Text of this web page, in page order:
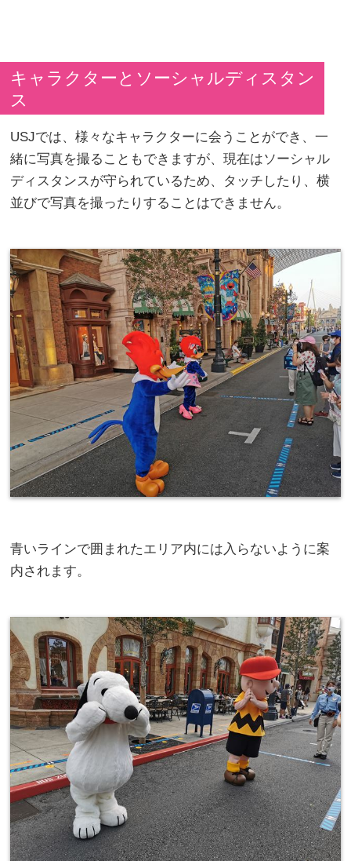
キャラクターとソーシャルディスタン
ス
USJでは、様々なキャラクターに会うことができ、一
緒に写真を撮ることもできますが、現在はソーシャル
ディスタンスが守られているため、タッチしたり、横
並びで写真を撮ったりすることはできません。
青いラインで囲まれたエリア内には入らないように案
内されます。